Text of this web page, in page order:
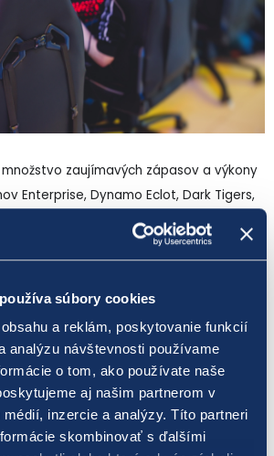
súbory cookies
a reklám, poskytovanie funkcií
analýzu návštevnosti používame
o tom, ako používate naše
aj našim partnerom v
inzercie a analýzy. Títo partneri
skombinovať s ďalšími
zaujímavých zápasov a výkony
Enterprise, Dynamo Eclot, Dark Tigers,
Entropiq Prague, eSuba a
budú hráči súperiť nielen o
8 500 EUR, ale taktiež aj o
Sports Festival.
môžu zasiahnuť aj fanúšikovia. K
MVP by TIPOS pre
hráča turnaja. Okrem toho sa môžu diváci